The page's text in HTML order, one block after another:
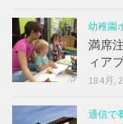
幼稚園
満席
ィア
18 4月,
通信で